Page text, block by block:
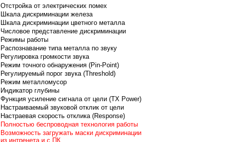
Отстройка от электрических помех
Шкала дискриминации железа
Шкала дискриминации цветного металла
Числовое представление дискриминации
Режимы работы
Распознавание типа металла по звуку
Регулировка громкости звука
Режим точного обнаружения (Pin-Point)
Регулируемый порог звука (Threshold)
Режим металломусор
Индикатор глубины
Функция усиление сигнала от цели (TX Power)
Настраиваемый звуковой отклик от цели
Настраевая скорость отклика (Response)
Полностью беспроводная технология работы
Возможность загружать маски дискриминации
из интренета и с ПК